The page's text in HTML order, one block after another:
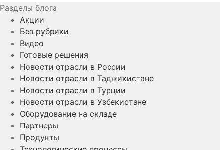
Разделы блога
Акции
Без рубрики
Видео
Готовые решения
Новости отрасли в России
Новости отрасли в Таджикистане
Новости отрасли в Турции
Новости отрасли в Узбекистане
Оборудование на складе
Партнеры
Продукты